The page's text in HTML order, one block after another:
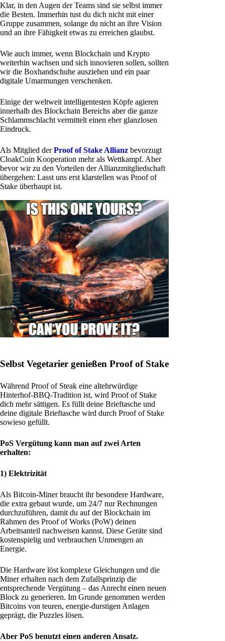
Klar, in den Augen der Teams sind sie selbst immer
die Besten. Immerhin tust du dich nicht mit einer
Gruppe zusammen, solange du nicht an ihre Vision
und an ihre Fähigkeit etwas zu erreichen glaubst.
Wie auch immer, wenn Blockchain und Krypto
weiterhin wachsen und sich innovieren sollen, sollten
wir die Boxhandschuhe ausziehen und ein paar
digitale Umarmungen verschenken.
Einige der weltweit intelligentesten Köpfe agieren
innerhalb des Blockchain Bereichs aber die ganze
Schlammschlacht vermittelt einen eher glanzlosen
Eindruck.
Als Mitglied derProof of Stake Allianz bevorzugt
CloakCoin Kooperation mehr als Wettkampf. Aber
bevor wir zu den Vorteilen der Allianzmitgliedschaft
übergehen: Lasst uns erst klarstellen was Proof of
Stake überhaupt ist.
Selbst Vegetarier genießen Proof of Stake
Während Proof of Steak eine altehrwürdige
Hinterhof-BBQ-Tradition ist, wird Proof of Stake
dich mehr sättigen. Es füllt deine Brieftasche und
deine digitale Brieftasche wird durch Proof of Stake
sowieso gefüllt.
PoS Vergütung kann man auf zwei Arten
erhalten:
1) Elektrizität
Als Bitcoin-Miner braucht ihr besondere Hardware,
die extra gebaut wurde, um 24/7 nur Rechnungen
durchzuführen, damit du auf der Blockchain im
Rahmen des Proof of Works (PoW) deinen
Arbeitsanteil nachweisen kannst. Diese Geräte sind
kostenspielig und verbrauchen Unmengen an
Energie.
Die Hardware löst komplexe Gleichungen und die
Miner erhalten nach dem Zufallsprinzip die
entsprechende Vergütung – das Anrecht einen neuen
Block zu generieren. Im Grunde genommen werden
Bitcoins von teuren, energie-durstigen Anlagen
geprägt, die Puzzles lösen.
Aber PoS benutzt einen anderen Ansatz.